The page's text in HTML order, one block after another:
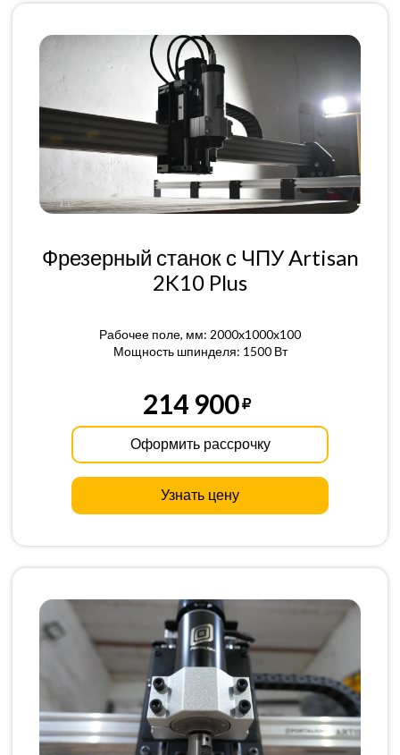
Фрезерный станок с ЧПУ Artisan
2K10 Plus
Рабочее поле, мм: 2000x1000x100
Мощность шпинделя: 1500 Вт
214 900
Оформить рассрочку
Узнать цену